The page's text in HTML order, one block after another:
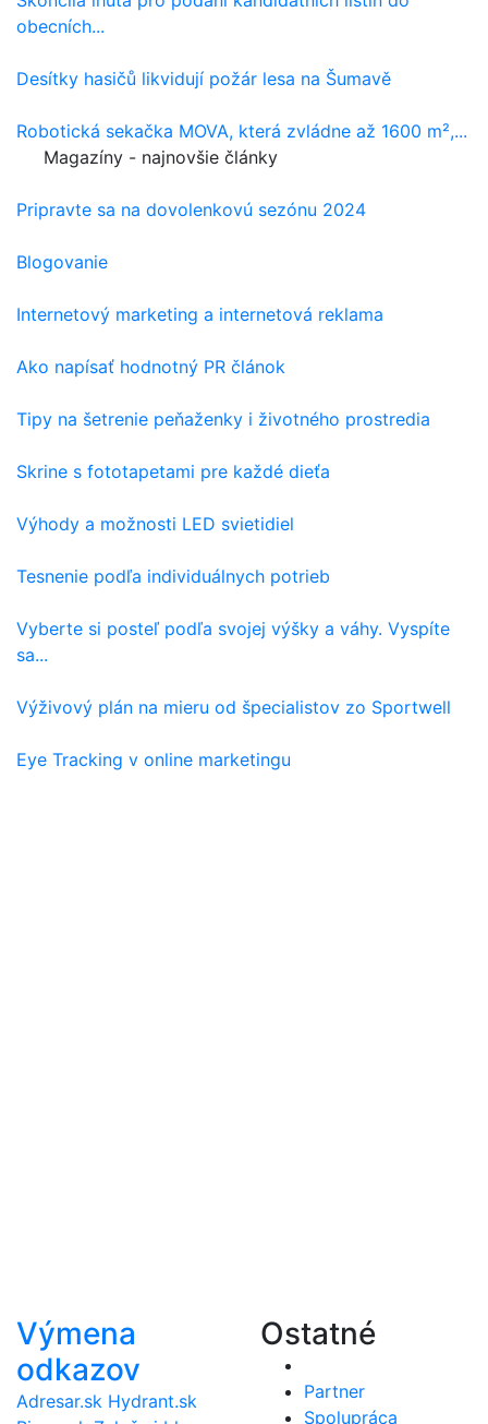
obecních...
Desítky hasičů likvidují požár lesa na Šumavě
Robotická sekačka MOVA, která zvládne až 1600 m²,...
Magazíny - najnovšie články
Pripravte sa na dovolenkovú sezónu 2024
Blogovanie
Internetový marketing a internetová reklama
Ako napísať hodnotný PR článok
Tipy na šetrenie peňaženky i životného prostredia
Skrine s fototapetami pre každé dieťa
Výhody a možnosti LED svietidiel
Tesnenie podľa individuálnych potrieb
Vyberte si posteľ podľa svojej výšky a váhy. Vyspíte
sa...
Výživový plán na mieru od špecialistov zo Sportwell
Eye Tracking v online marketingu
Výmena
odkazov
Adresar.sk Hydrant.sk
Ostatné
Partner
Spolupráca